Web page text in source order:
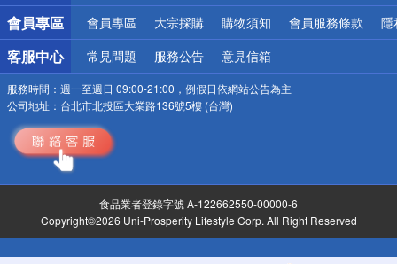
會員專區 會員專區 大宗採購 購物須知 會員服務條款 隱
客服中心 常見問題 服務公告 意見信箱
服務時間： 週一至週日 09:00-21:00，例假日依網站公告為主
公司地址： 台北市北投區大業路136號5樓 (台灣)
食品業者登錄字號 A-122662550-00000-6
Copyright©2026 Uni-Prosperity Lifestyle Corp. All Right Reserved